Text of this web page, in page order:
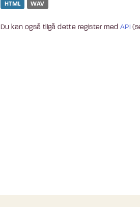
HTML WAV
Du kan også tilgå dette register med API